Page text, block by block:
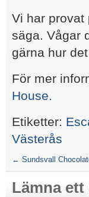
Vi har provat
säga. Vågar
gärna hur
För mer
House.
Etiketter:
Västerås
← Sundsvall
Lämna ett